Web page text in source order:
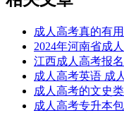
成人高考真的有
2024年河南省成
江西成人高考报
成人高考英语 成
成人高考的文史
成人高考专升本